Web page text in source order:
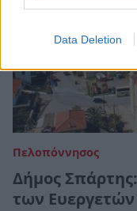
Data Deletion
Πελοπόννησος
Δήμος
των